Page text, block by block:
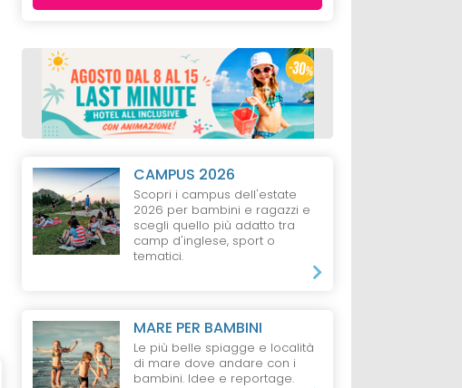
CAMPUS 2026
Scopri i campus dell'estate
2026 per bambini e ragazzi e
scegli quello più adatto tra
camp d'inglese, sport o
tematici.
MARE PER BAMBINI
Le più belle spiagge e località
di mare dove andare con i
bambini. Idee e reportage.